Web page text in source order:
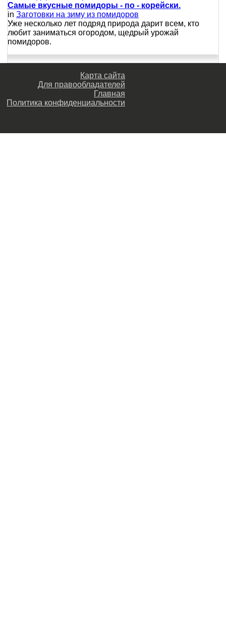
Самые вкусные помидоры - по - корейски.
in Заготовки на зиму из помидоров
Уже несколько лет подряд природа дарит всем, кто
любит заниматься огородом, щедрый урожай
помидоров.
Карта сайта
Для правообладателей
Главная
Политика конфиденциальности